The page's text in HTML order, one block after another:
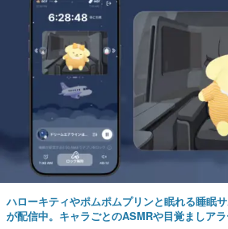
ハローキティやポムポムプリンと眠れる睡眠
が配信中。キャラごとのASMRや目覚ましア